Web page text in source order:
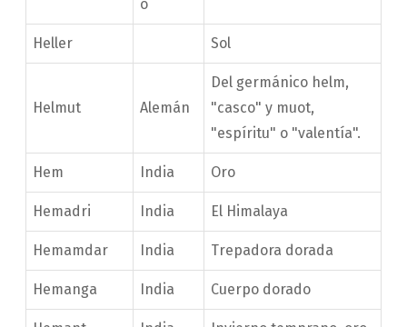
o
Heller Sol
Helmut Alemán
Del germánico helm,
"casco" y muot,
"espíritu" o "valentía".
Hem India Oro
Hemadri India El Himalaya
Hemamdar India Trepadora dorada
Hemanga India Cuerpo dorado